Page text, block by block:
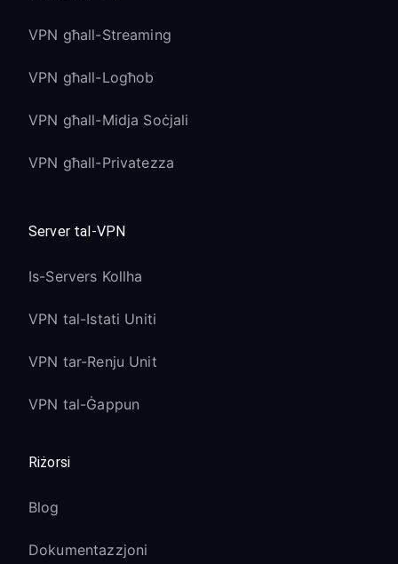
VPN għall-Streaming
VPN għall-Logħob
VPN għall-Midja Soċjali
VPN għall-Privatezza
Server tal-VPN
Is-Servers Kollha
VPN tal-Istati Uniti
VPN tar-Renju Unit
VPN tal-Ġappun
Riżorsi
Blog
Dokumentazzjoni